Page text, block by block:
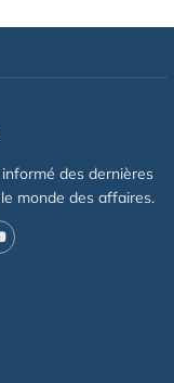
des dernières
monde des affaires.